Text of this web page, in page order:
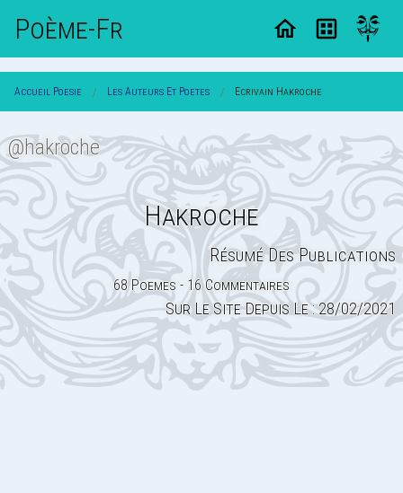
Poème-Fr
Accueil Poesie Les Auteurs Et Poetes Ecrivain Hakroche
Hakroche
@hakroche
Résumé Des Publications
68 Poemes - 16 Commentaires
Sur Le Site Depuis Le : 28/02/2021